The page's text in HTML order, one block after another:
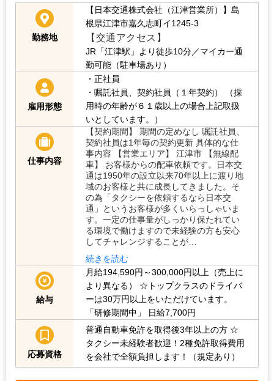
勤務地
【日本交通株式会社（江津営業所）】島
根県江津市嘉久志町イ1245-3
【交通アクセス】
JR「江津駅」より徒歩10分／マイカー通
勤可能（駐車場あり）
雇用形態
・正社員
・嘱託社員、契約社員（１年契約）
（採
用時の年齢が６１歳以上の場合上記取扱
いとしています。）
仕事内容
【契約期間】 期間の定めなし 嘱託社員、
契約社員は1年毎の契約更新 具体的な仕
事内容 【営業エリア】 江津市 【無線配
車】 お客様からの配車依頼です。日本交
通は1950年の設立以来70年以上に渡り地
域のお客様と共に成長してきました。そ
の為「タクシーを依頼するなら日本交
通」というお客様が多くいらっしゃいま
す。一定の仕事量がしっかり保たれてい
る環境で働けますので未経験の方も安心
してチャレンジすることが…
続きを読む
給与
月給194,590円～300,000円以上（売上に
より異なる）
☆トップクラスのドライバ
ーは30万円以上をいただけています。
「研修期間中」
日給7,700円
応募資格
普通自動車免許を取得後3年以上の方 ☆
タクシー未経験者歓迎！2種免許取得費用
を会社で全額負担します！（規定あり）